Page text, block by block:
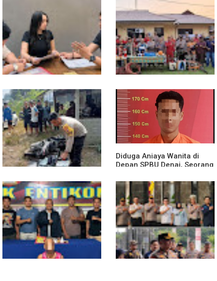
13 Jam Berjuang, Polsek
Toba dan Warga Berhasil
Jinakkan Karhutla 7 Hektare
di Desa Bagan Asam
Mobil Box Terjun ke Jurang
Depan KC, Diduga Rem
Blong
Diduga Jadi Korban
Penyebaran Foto Pribadi
dan Dicemarkan di TikTok,
AF Lapor ke Polda Sumut
Polsek Entikong Gelar Apel
Siaga Karhutla 2026, Sinergi
Lintas Sektor Cegah
Kebakaran Hutan dan Lahan
Truk Kontainer Oleng Tabrak
Vario, Warga Kapuas
Meninggal di Dusun Mak
Tampong
Diduga Aniaya Wanita di
Depan SPBU Denai, Seorang
Medan Area